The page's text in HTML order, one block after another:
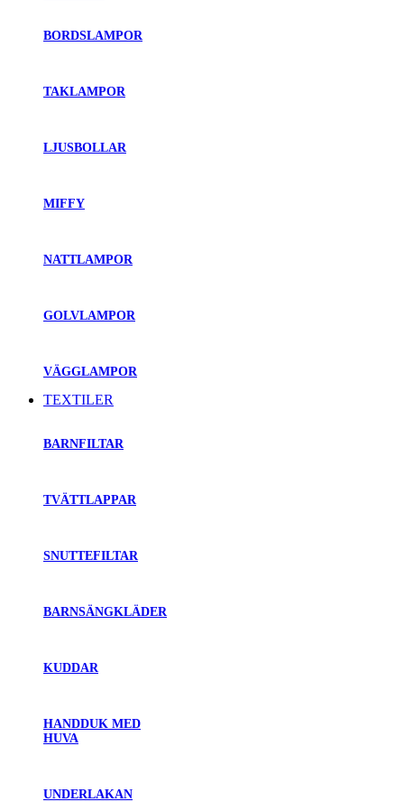
BORDSLAMPOR
TAKLAMPOR
LJUSBOLLAR
MIFFY
NATTLAMPOR
GOLVLAMPOR
VÄGGLAMPOR
TEXTILER
BARNFILTAR
TVÄTTLAPPAR
SNUTTEFILTAR
BARNSÄNGKLÄDER
KUDDAR
HANDDUK MED
HUVA
UNDERLAKAN